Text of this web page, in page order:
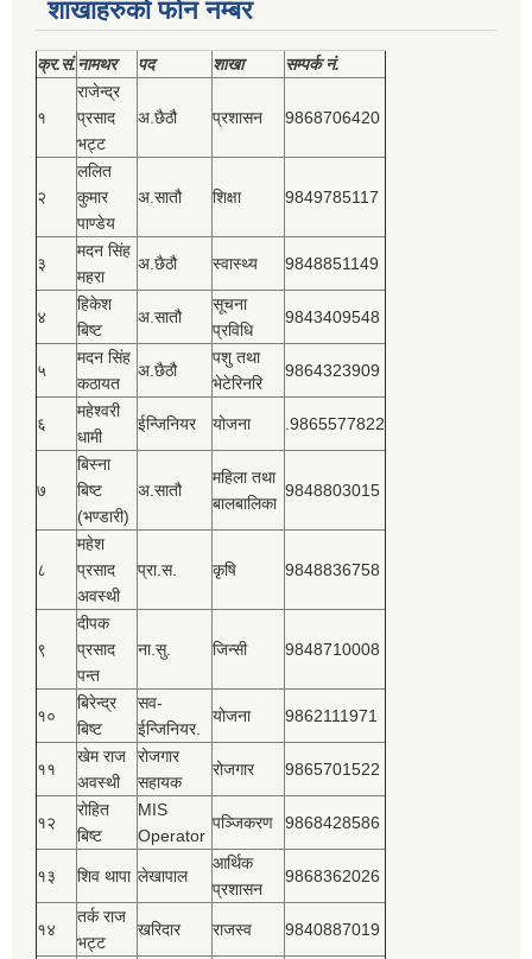
शाखाहरुको फोन नम्बर
क्र.सं.नामथर पद शाखा सम्‍पर्क नं.
१
राजेन्द्र
प्रसाद
भट्ट
अ.छैठौ प्रशासन 9868706420
२
ललित
कुमार
पाण्डेय
अ.सातौ शिक्षा 9849785117
३
मदन सिंह
महरा
अ.छैठौ स्वास्थ्य 9848851149
४
हिकेश
बिष्‍ट
अ.सातौ
सूचना
प्रविधि
9843409548
५
मदन सिंह
कठायत
अ.छैठौ
पशु तथा
भेटेरिनरि
9864323909
६
महेश्‍वरी
धामी
ईन्जिनियर योजना .9865577822
७
बिस्‍ना
बिष्‍ट
(भण्डारी)
अ.सातौ
महिला तथा
बालबालिका
9848803015
८
महेश
प्रसाद
अवस्थी
प्रा.स. कृषि 9848836758
९
दीपक
प्रसाद
पन्त
ना.सु. जिन्सी 9848710008
१०
बिरेन्द्र
बिष्‍ट
सव-
ईन्जिनियर.
योजना 9862111971
११
खेम राज
अवस्थी
रोजगार
सहायक
रोजगार 9865701522
१२
रोहित
बिष्‍ट
MIS
Operator
पञ्‍जिकरण 9868428586
१३ शिव थापा लेखापाल
आर्थिक
प्रशासन
9868362026
१४
तर्क राज
भट्ट
खरिदार राजस्‍व 9840887019